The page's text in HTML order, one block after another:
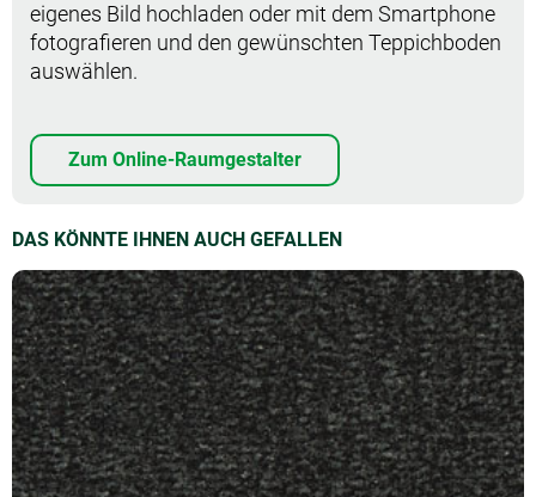
eigenes Bild hochladen oder mit dem Smartphone
fotografieren und den gewünschten Teppichboden
auswählen.
Zum Online-Raumgestalter
DAS KÖNNTE IHNEN AUCH GEFALLEN